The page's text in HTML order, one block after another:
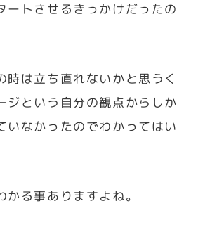
ートさせるきっかけだったの
時は立ち直れないかと思うく
ジという自分の観点からしか
いなかったのでわかってはい
かる事ありますよね。